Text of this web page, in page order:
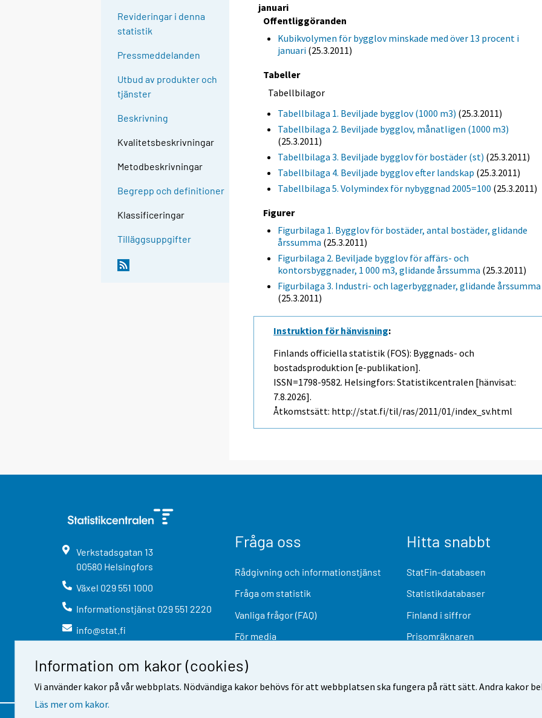
Information om kakor (cookies)
Vi använder kakor på vår webbplats. Nödvändiga kakor behövs för att webbplatsen ska fungera på rätt sätt. Andra kakor
Läs mer om kakor.
Revideringar i denna
statistik
Pressmeddelanden
Utbud av produkter och
tjänster
Beskrivning
Kvalitetsbeskrivningar
Metodbeskrivningar
Begrepp och definitioner
Klassificeringar
Tilläggsuppgifter
januari
Offentliggöranden
Kubikvolymen för bygglov minskade med över 13 procent i
januari (25.3.2011)
Tabeller
Tabellbilagor
Tabellbilaga 1. Beviljade bygglov (1000 m3) (25.3.2011)
Tabellbilaga 2. Beviljade bygglov, månatligen (1000 m3)
(25.3.2011)
Tabellbilaga 3. Beviljade bygglov för bostäder (st) (25.3.2011)
Tabellbilaga 4. Beviljade bygglov efter landskap (25.3.2011)
Tabellbilaga 5. Volymindex för nybyggnad 2005=100 (25.3.2011)
Figurer
Figurbilaga 1. Bygglov för bostäder, antal bostäder, glidande
årssumma (25.3.2011)
Figurbilaga 2. Beviljade bygglov för affärs- och
kontorsbyggnader, 1 000 m3, glidande årssumma (25.3.2011)
Figurbilaga 3. Industri- och lagerbyggnader, glidande årssumma
(25.3.2011)
Instruktion för hänvisning:
Finlands officiella statistik (FOS): Byggnads- och
bostadsproduktion [e-publikation].
ISSN=1798-9582. Helsingfors: Statistikcentralen [hänvisat:
7.8.2026].
Åtkomstsätt: http://stat.fi/til/ras/2011/01/index_sv.html
Verkstadsgatan 13
00580 Helsingfors
Växel 029 551 1000
Informationstjänst 029 551 2220
info@stat.fi
Fråga oss
Rådgivning och informationstjänst
Fråga om statistik
Vanliga frågor (FAQ)
För media
Hitta snabbt
StatFin-databasen
Statistikdatabaser
Finland i siffror
Prisomräknaren